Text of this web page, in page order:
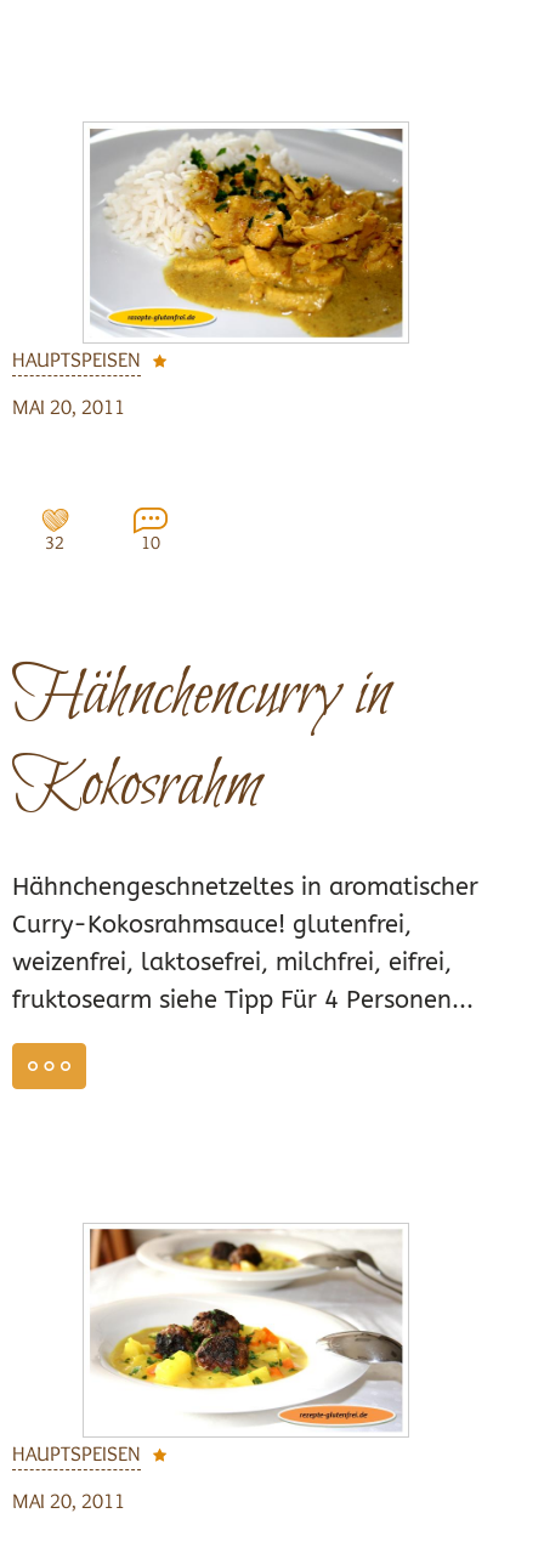
HAUPTSPEISEN
MAI 20, 2011
32 10
Hähnchencurry in
Kokosrahm
Hähnchengeschnetzeltes in aromatischer
Curry-Kokosrahmsauce! glutenfrei,
weizenfrei, laktosefrei, milchfrei, eifrei,
fruktosearm siehe Tipp Für 4 Personen...
HAUPTSPEISEN
MAI 20, 2011